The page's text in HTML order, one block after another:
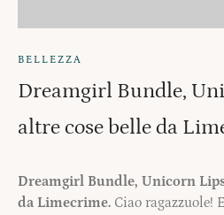
BELLEZZA
Dreamgirl Bundle,
altre cose belle da
Dreamgirl Bundle, Unicorn
da Limecrime. Ciao ragazzuole!